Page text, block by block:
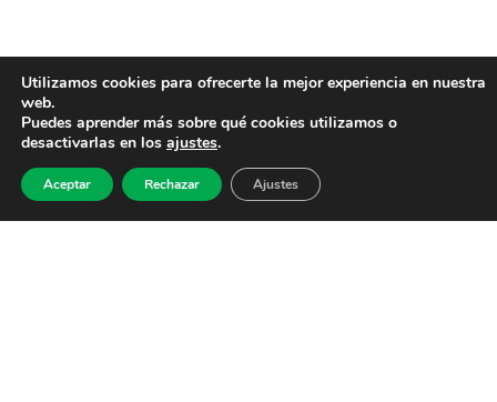
Utilizamos cookies para ofrecerte la mejor experiencia en nuestra
web.
Puedes aprender más sobre qué cookies utilizamos o
desactivarlas en los ajustes.
Aceptar Rechazar Ajustes